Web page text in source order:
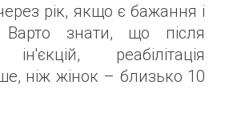
рік, якщо є бажання і
Варто знати, що після
реабілітація
ніж жінок – близько 10